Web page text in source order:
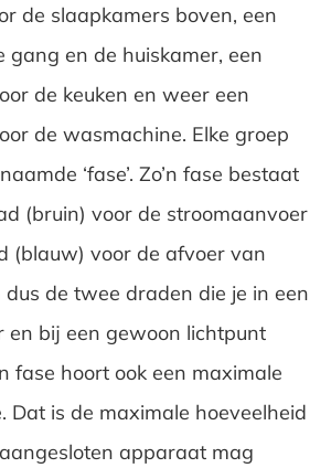
de slaapkamers boven, een
gang en de huiskamer, een
de keuken en weer een
de wasmachine. Elke groep
‘fase’. Zo’n fase bestaat
(bruin) voor de stroomaanvoer
(blauw) voor de afvoer van
de twee draden die je in een
en bij een gewoon lichtpunt
fase hoort ook een maximale
Dat is de maximale hoeveelheid
apparaat mag